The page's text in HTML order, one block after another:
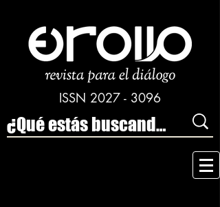
ISSN 2027 - 3096